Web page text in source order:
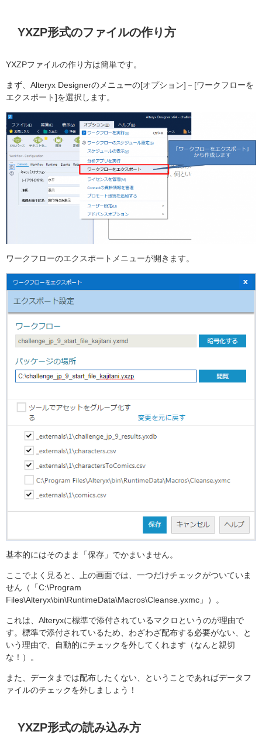
YXZP形式のファイルの作り方
YXZPファイルの作り方は簡単です。
まず、Alteryx Designerのメニューの[オプション]－[ワークフローを
エクスポート]を選択します。
ワークフローのエクスポートメニューが開きます。
基本的にはそのまま「保存」でかまいません。
ここでよく見ると、上の画面では、一つだけチェックがついていま
せん（「C:\Program
Files\Alteryx\bin\RuntimeData\Macros\Cleanse.yxmc」）。
これは、Alteryxに標準で添付されているマクロというのが理由で
す。標準で添付されているため、わざわざ配布する必要がない、と
いう理由で、自動的にチェックを外してくれます（なんと親切
な！）。
また、データまでは配布したくない、ということであればデータフ
ァイルのチェックを外しましょう！
YXZP形式の読み込み方